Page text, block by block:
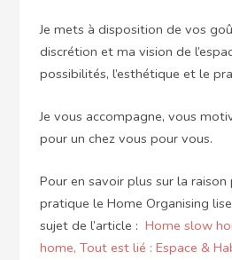
Je mets à disposition de vos
discrétion et ma vision de
possibilités, l’esthétique et le
Je vous accompagne, vous
pour un chez vous pour vous.
Pour en savoir plus sur la
pratique le Home Organising
sujet de l’article : Home slow
home, Tout est lié : Espace &